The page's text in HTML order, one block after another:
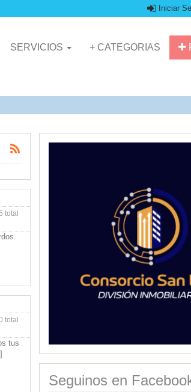
Iniciar
SERVICIOS + CATEGORIAS
total
total
tus
Seguinos en